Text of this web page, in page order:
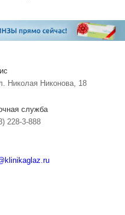
Николая Никонова, 18
служба
228-3-888